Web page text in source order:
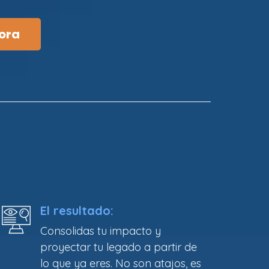
El resultado:
Consolidas tu impacto y
proyectar tu legado a partir de
lo que ya eres. No son atajos, es